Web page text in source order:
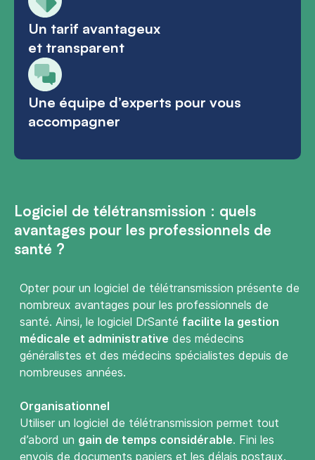
Un tarif avantageux
et transparent
Une équipe d’experts pour vous
accompagner
Logiciel de télétransmission : quels
avantages pour les professionnels de
santé ?
Opter pour un logiciel de télétransmission présente de
nombreux avantages pour les professionnels de
santé. Ainsi, le logiciel DrSanté facilite la gestion
médicale et administrative des médecins
généralistes et des médecins spécialistes depuis de
nombreuses années.
Organisationnel
Utiliser un logiciel de télétransmission permet tout
d’abord un gain de temps considérable. Fini les
envois de documents papiers et les délais postaux.